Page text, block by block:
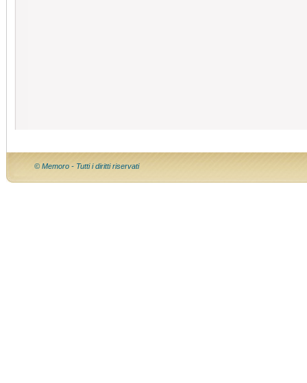
© Memoro - Tutti i diritti riservati